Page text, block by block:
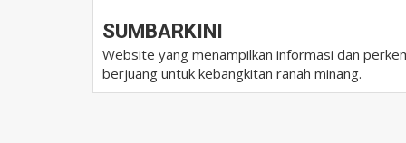
SUMBARKINI
Website yang menampilkan informasi dan
berjuang untuk kebangkitan ranah minang.